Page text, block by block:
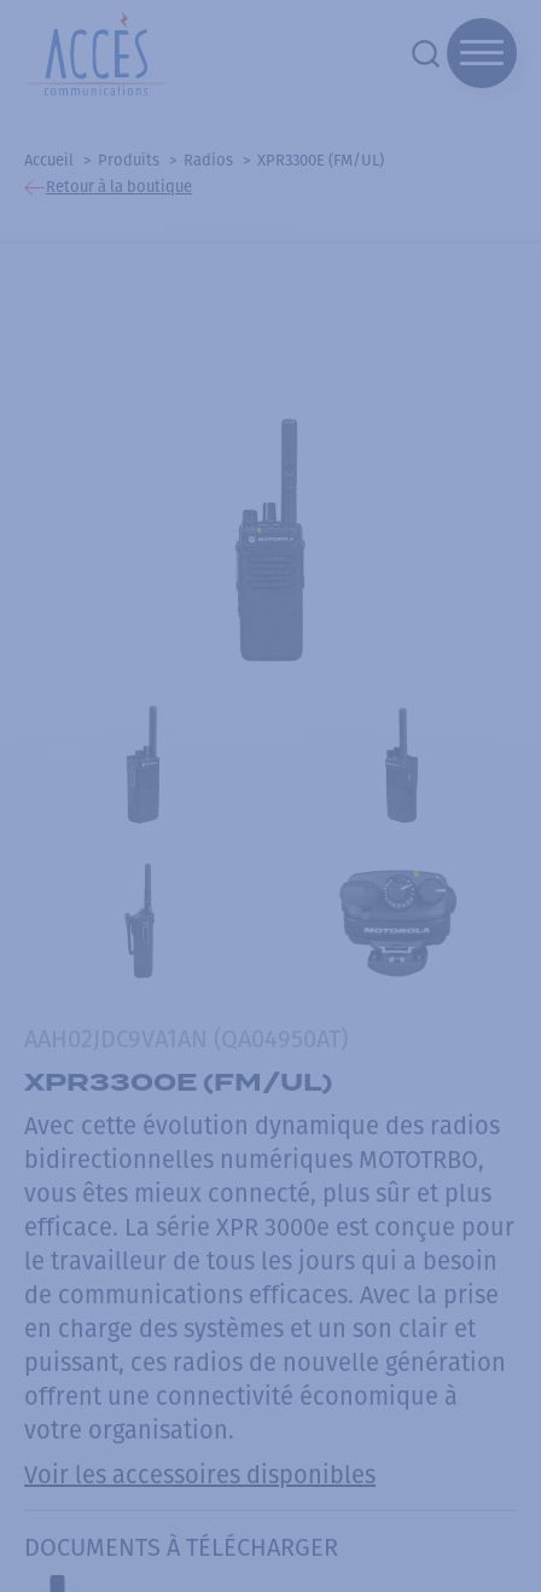
Accueil Produits Radios
XPR3300E (FM/UL)
Retour à la boutique
XPR3300E (FM/UL)
Avec cette évolution dynamique des radios
bidirectionnelles numériques MOTOTRBO,
vous êtes mieux connecté, plus sûr et plus
efficace. La série XPR 3000e est conçue pour
le travailleur de tous les jours qui a besoin
de communications efficaces. Avec la prise
en charge des systèmes et un son clair et
puissant, ces radios de nouvelle génération
offrent une connectivité économique à
votre organisation.
Voir les accessoires disponibles
DOCUMENTS À TÉLÉCHARGER